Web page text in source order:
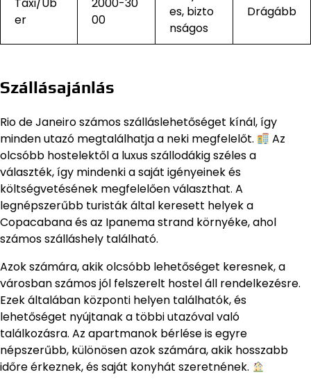
Taxi/Ub
er
2000-30
00
es, bizto
nságos
Drágább
Szállásajánlás
Rio de Janeiro számos szálláslehetőséget kínál, így
minden utazó megtalálhatja a neki megfelelőt.
Az
olcsóbb hostelektől a luxus szállodákig széles a
választék, így mindenki a saját igényeinek és
költségvetésének megfelelően választhat. A
legnépszerűbb turisták által keresett helyek a
Copacabana és az Ipanema strand környéke, ahol
számos szálláshely található.
Azok számára, akik olcsóbb lehetőséget keresnek, a
városban számos jól felszerelt hostel áll rendelkezésre.
Ezek általában központi helyen találhatók, és
lehetőséget nyújtanak a többi utazóval való
találkozásra. Az apartmanok bérlése is egyre
népszerűbb, különösen azok számára, akik hosszabb
időre érkeznek, és saját konyhát szeretnének.